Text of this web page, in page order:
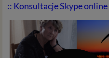
:: Konsultacje Skype